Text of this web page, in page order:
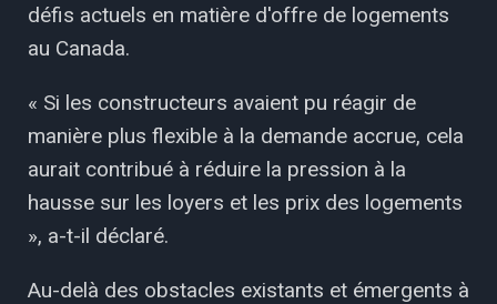
défis actuels en matière d'offre de logements
au Canada.
« Si les constructeurs avaient pu réagir de
manière plus flexible à la demande accrue, cela
aurait contribué à réduire la pression à la
hausse sur les loyers et les prix des logements
», a-t-il déclaré.
Au-delà des obstacles existants et émergents à